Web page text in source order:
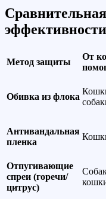
Метод защиты
От
Обивка из флока
Антивандальная
пленка
Отпугивающие
спреи (горечи/
цитрус)